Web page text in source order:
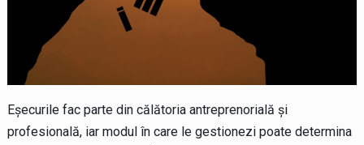
Eșecurile fac parte din călătoria antreprenorială și
profesională, iar modul în care le gestionezi poate determina